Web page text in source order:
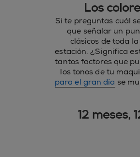
Los
Si te preguntas cuál
que señalar un
clásicos de toda
estación. ¿Significa
tantos factores que
los tonos de tu
para el gran día se
12 meses,